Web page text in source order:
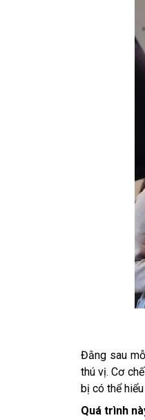
Đằng sau
thú vị. Cơ
bị có thể
Quá trình